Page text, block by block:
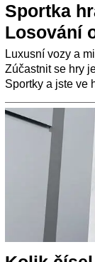
Sportka
Losování
Luxusní vozy a
Zúčastnit se hry
Sportky a jste ve